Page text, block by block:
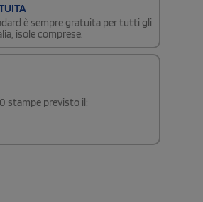
è sempre gratuita per tutti gli
isole comprese.
stampe previsto il: